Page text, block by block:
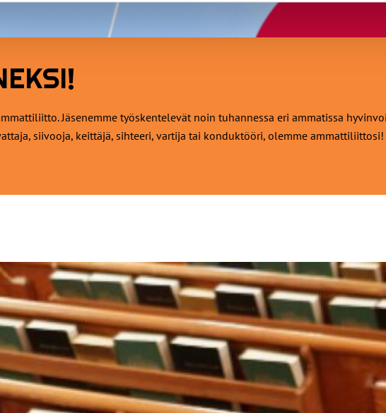
Jäsenemme työskentelevät noin tuhannessa eri ammatissa
siivooja, keittäjä, sihteeri, vartija tai konduktööri, olemme ammattiliittosi!